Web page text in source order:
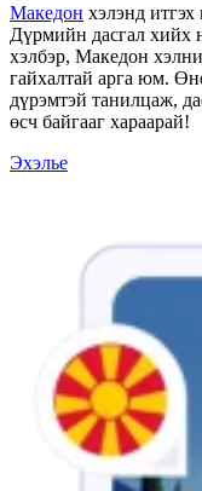
Македон хэлэнд
Дүрмийн дасгал хийх
хэлбэр, Македон
гайхалтай арга юм.
дүрэмтэй танилцаж,
өсч байгааг хараарай!
Эхэлье